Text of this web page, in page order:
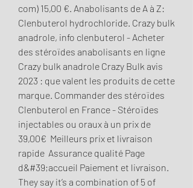
com) 15,00 €. Anabolisants de A à Z:
Clenbuterol hydrochloride. Crazy bulk
anadrole, info clenbuterol - Acheter
des stéroïdes anabolisants en ligne
Crazy bulk anadrole Crazy Bulk avis
2023 : que valent les produits de cette
marque. Commander des stéroïdes
Clenbuterol en France - Stéroïdes
injectables ou oraux à un prix de
39,00€ ️ Meilleurs prix et livraison
rapide  Assurance qualité Page
d&#39;accueil Paiement et livraison.
They say it’s a combination of 5 of